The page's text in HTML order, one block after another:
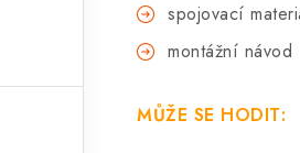
spojovací
montážní návod
MŮŽE SE HODIT: